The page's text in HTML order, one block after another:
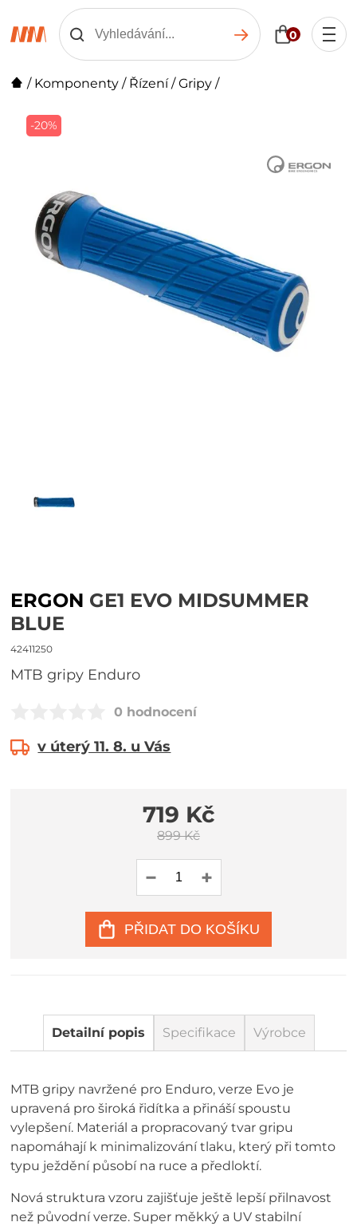
0
/ Komponenty / Řízení/Gripy /
-20%
ERGON GE1 EVO MIDSUMMER
BLUE
42411250
MTB gripy Enduro
0 hodnocení
v úterý 11. 8. u Vás
719 Kč
899 Kč
PŘIDAT DO KOŠÍKU
Detailní popis Specifikace Výrobce
MTB gripy navržené pro Enduro, verze Evo je
upravená pro široká řidítka a přináší spoustu
vylepšení. Materiál a propracovaný tvar gripu
napomáhají k minimalizování tlaku, který při tomto
typu ježdění působí na ruce a předloktí.
Nová struktura vzoru zajišťuje ještě lepší přilnavost
než původní verze. Super měkký a UV stabilní